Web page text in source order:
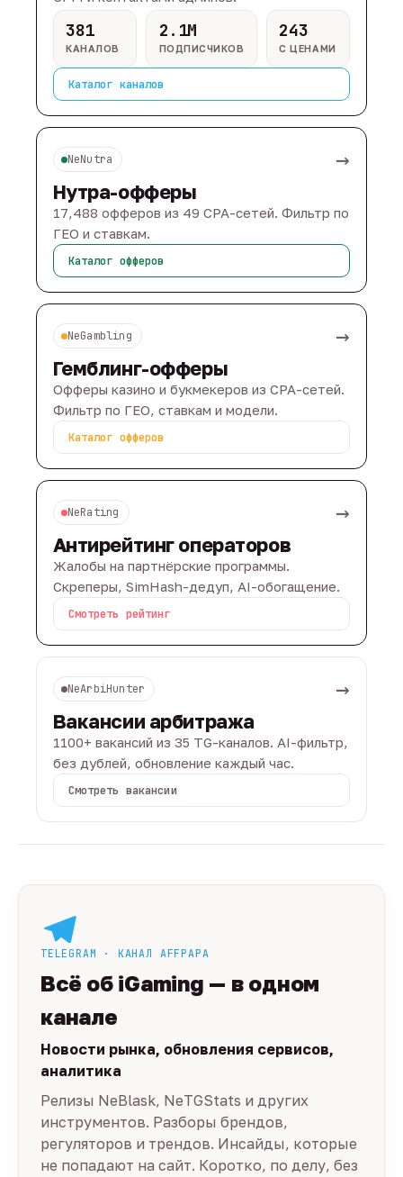
381
КАНАЛОВ
2.1M
ПОДПИСЧИКОВ
243
С ЦЕНАМИ
Каталог каналов
NeNutra →
Нутра-офферы
17,488 офферов из 49 CPA-сетей. Фильтр по
ГЕО и ставкам.
Каталог офферов
NeGambling →
Гемблинг-офферы
Офферы казино и букмекеров из CPA-сетей.
Фильтр по ГЕО, ставкам и модели.
Каталог офферов
NeRating →
Антирейтинг операторов
Жалобы на партнёрские программы.
Скреперы, SimHash-дедуп, AI-обогащение.
Смотреть рейтинг
NeArbiHunter →
Вакансии арбитража
1100+ вакансий из 35 TG-каналов. AI-фильтр,
без дублей, обновление каждый час.
Смотреть вакансии
TELEGRAM · КАНАЛ AFFPAPA
Всё об iGaming — в одном
канале
Новости рынка, обновления сервисов,
аналитика
Релизы NeBlask, NeTGStats и других
инструментов. Разборы брендов,
регуляторов и трендов. Инсайды, которые
не попадают на сайт. Коротко, по делу, без